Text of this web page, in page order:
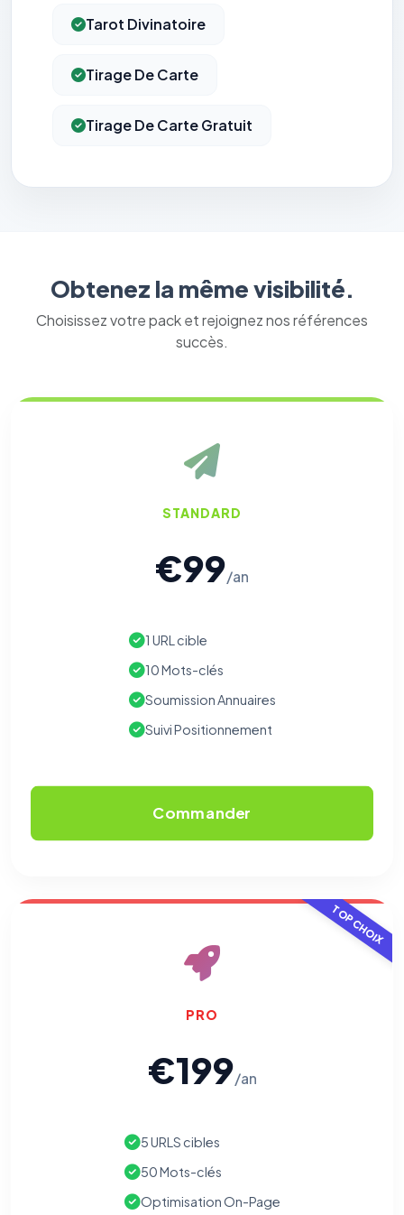
Tarot Divinatoire
Tirage De Carte
Tirage De Carte Gratuit
Obtenez la même visibilité.
Choisissez votre pack et rejoignez nos références
succès.
STANDARD
€99/an
1 URL cible
10 Mots-clés
Soumission Annuaires
Suivi Positionnement
Commander
TOP CHOIX
PRO
€199/an
5 URLS cibles
50 Mots-clés
Optimisation On-Page